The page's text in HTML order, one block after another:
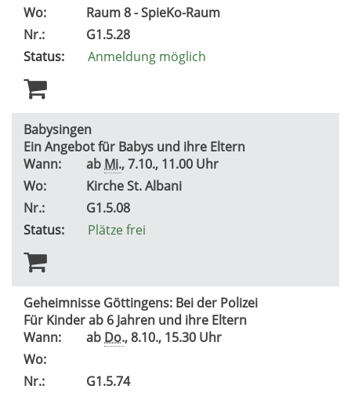
Wo:
Raum 8 - SpieKo-Raum
Nr.:
G1.5.28
Status:
Anmeldung möglich
Babysingen
Ein Angebot für Babys und ihre Eltern
Wann:
ab Mi., 7.10., 11.00 Uhr
Wo:
Kirche St. Albani
Nr.:
G1.5.08
Status:
Plätze frei
Geheimnisse Göttingens: Bei der Polizei
Für Kinder ab 6 Jahren und ihre Eltern
Wann:
ab Do., 8.10., 15.30 Uhr
Wo:
Nr.:
G1.5.74